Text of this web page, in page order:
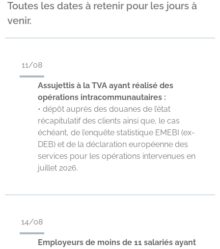
Toutes les dates à retenir pour les jours à
venir.
11/08
Assujettis à la TVA ayant réalisé des
opérations intracommunautaires :
• dépôt auprès des douanes de l’état
récapitulatif des clients ainsi que, le cas
échéant, de l’enquête statistique EMEBI (ex-
DEB) et de la déclaration européenne des
services pour les opérations intervenues en
juillet 2026.
14/08
Employeurs de moins de 11 salariés ayant